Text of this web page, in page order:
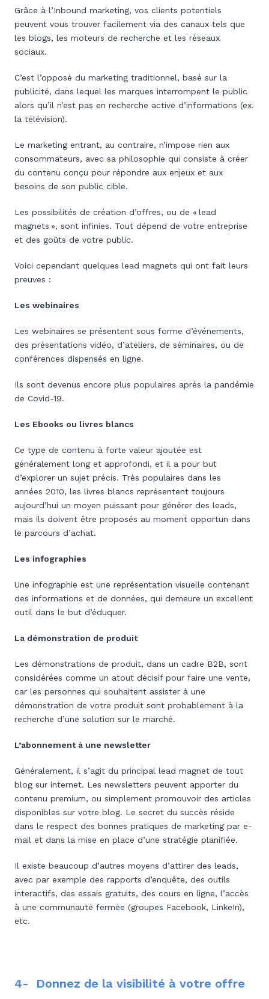
Grâce à l’Inbound marketing, vos clients potentiels
peuvent vous trouver facilement via des canaux tels que
les blogs, les moteurs de recherche et les réseaux
sociaux.
C’est l’opposé du marketing traditionnel, basé sur la
publicité, dans lequel les marques interrompent le public
alors qu’il n’est pas en recherche active d’informations (ex.
la télévision).
Le marketing entrant, au contraire, n’impose rien aux
consommateurs, avec sa philosophie qui consiste à créer
du contenu conçu pour répondre aux enjeux et aux
besoins de son public cible.
Les possibilités de création d’offres, ou de « lead
magnets », sont infinies. Tout dépend de votre entreprise
et des goûts de votre public.
Voici cependant quelques lead magnets qui ont fait leurs
preuves :
Les webinaires
Les webinaires se présentent sous forme d’événements,
des présentations vidéo, d’ateliers, de séminaires, ou de
conférences dispensés en ligne.
Ils sont devenus encore plus populaires après la pandémie
de Covid-19.
Les Ebooks ou livres blancs
Ce type de contenu à forte valeur ajoutée est
généralement long et approfondi, et il a pour but
d’explorer un sujet précis. Très populaires dans les
années 2010, les livres blancs représentent toujours
aujourd’hui un moyen puissant pour générer des leads,
mais ils doivent être proposés au moment opportun dans
le parcours d’achat.
Les infographies
Une infographie est une représentation visuelle contenant
des informations et de données, qui demeure un excellent
outil dans le but d’éduquer.
La démonstration de produit
Les démonstrations de produit, dans un cadre B2B, sont
considérées comme un atout décisif pour faire une vente,
car les personnes qui souhaitent assister à une
démonstration de votre produit sont probablement à la
recherche d’une solution sur le marché.
L’abonnement à une newsletter
Généralement, il s’agit du principal lead magnet de tout
blog sur internet. Les newsletters peuvent apporter du
contenu premium, ou simplement promouvoir des articles
disponibles sur votre blog. Le secret du succès réside
dans le respect des bonnes pratiques de marketing par e-
mail et dans la mise en place d’une stratégie planifiée.
Il existe beaucoup d’autres moyens d’attirer des leads,
avec par exemple des rapports d’enquête, des outils
interactifs, des essais gratuits, des cours en ligne, l’accès
à une communauté fermée (groupes Facebook, LinkeIn),
etc.
4- Donnez de la visibilité à votre offre